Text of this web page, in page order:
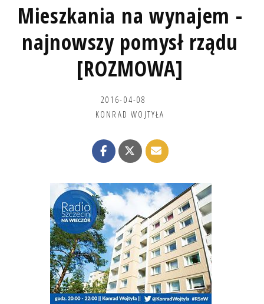
Mieszkania na wynajem -
najnowszy pomysł rządu
[ROZMOWA]
2016-04-08
KONRAD WOJTYŁA